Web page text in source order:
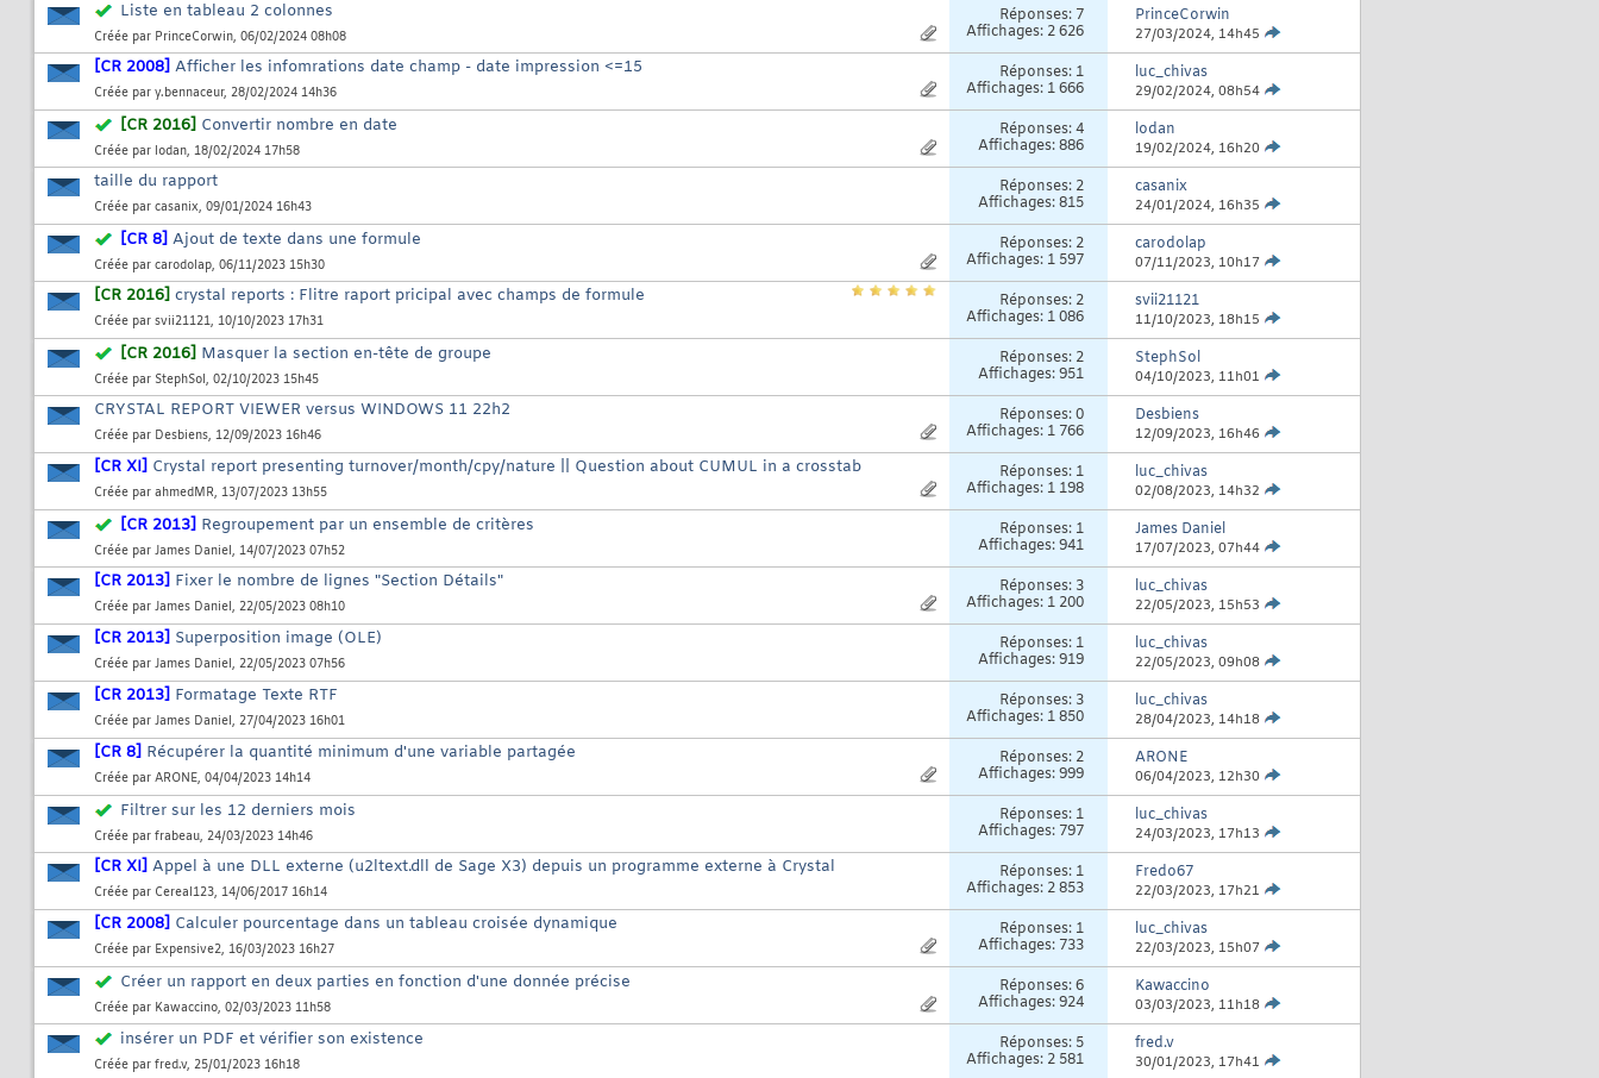
Liste en tableau 2 colonnes
Créée par PrinceCorwin, 06/02/2024 08h08
Réponses: 7
Affichages: 2 626
PrinceCorwin
27/03/2024, 14h45
[CR 2008] Afficher les infomrations date champ - date impression <=15
Créée par y.bennaceur, 28/02/2024 14h36
Réponses: 1
Affichages: 1 666
luc_chivas
29/02/2024, 08h54
[CR 2016] Convertir nombre en date
Créée par lodan, 18/02/2024 17h58
Réponses:4
Affichages: 886
lodan
19/02/2024, 16h20
taille du rapport
Créée par casanix, 09/01/2024 16h43
Réponses: 2
Affichages: 815
casanix
24/01/2024, 16h35
[CR 8] Ajout de texte dans une formule
Créée par carodolap, 06/11/2023 15h30
Réponses: 2
Affichages: 1 597
carodolap
07/11/2023, 10h17
[CR 2016] crystal reports : Flitre raport pricipal avec champs de formule
Créée par svii21121, 10/10/2023 17h31
Réponses: 2
Affichages: 1 086
svii21121
11/10/2023, 18h15
[CR 2016] Masquer la section en-tête de groupe
Créée par StephSol, 02/10/2023 15h45
Réponses: 2
Affichages: 951
StephSol
04/10/2023, 11h01
CRYSTAL REPORT VIEWER versus WINDOWS 11 22h2
Créée par Desbiens, 12/09/2023 16h46
Réponses:0
Affichages: 1 766
Desbiens
12/09/2023, 16h46
[CR XI] Crystal report presenting turnover/month/cpy/nature || Question about CUMUL in a crosstab
Créée par ahmedMR, 13/07/2023 13h55
Réponses: 1
Affichages: 1 198
luc_chivas
02/08/2023, 14h32
[CR 2013] Regroupement par un ensemble de critères
Créée par James Daniel, 14/07/2023 07h52
Réponses: 1
Affichages: 941
James Daniel
17/07/2023, 07h44
[CR 2013] Fixer le nombre de lignes "Section Détails"
Créée par James Daniel, 22/05/2023 08h10
Réponses: 3
Affichages: 1 200
luc_chivas
22/05/2023, 15h53
[CR 2013] Superposition image (OLE)
Créée par James Daniel, 22/05/2023 07h56
Réponses: 1
Affichages: 919
luc_chivas
22/05/2023, 09h08
[CR 2013] Formatage Texte RTF
Créée par James Daniel, 27/04/2023 16h01
Réponses: 3
Affichages: 1 850
luc_chivas
28/04/2023, 14h18
[CR 8] Récupérer la quantité minimum d'une variable partagée
Créée par ARONE, 04/04/2023 14h14
Réponses: 2
Affichages: 999
ARONE
06/04/2023, 12h30
Filtrer sur les 12 derniers mois
Créée par frabeau, 24/03/2023 14h46
Réponses: 1
Affichages: 797
luc_chivas
24/03/2023, 17h13
[CR XI] Appel à une DLL externe (u2ltext.dll de Sage X3) depuis un programme externe à Crystal
Créée par Cereal123, 14/06/2017 16h14
Réponses: 1
Affichages: 2 853
Fredo67
22/03/2023, 17h21
[CR 2008] Calculer pourcentage dans un tableau croisée dynamique
Créée par Expensive2, 16/03/2023 16h27
Réponses: 1
Affichages: 733
luc_chivas
22/03/2023, 15h07
Créer un rapport en deux parties en fonction d'une donnée précise
Créée par Kawaccino, 02/03/2023 11h58
Réponses:6
Affichages: 924
Kawaccino
03/03/2023, 11h18
insérer un PDF et vérifier son existence
Créée par fred.v, 25/01/2023 16h18
Réponses: 5
Affichages: 2 581
fred.v
30/01/2023, 17h41